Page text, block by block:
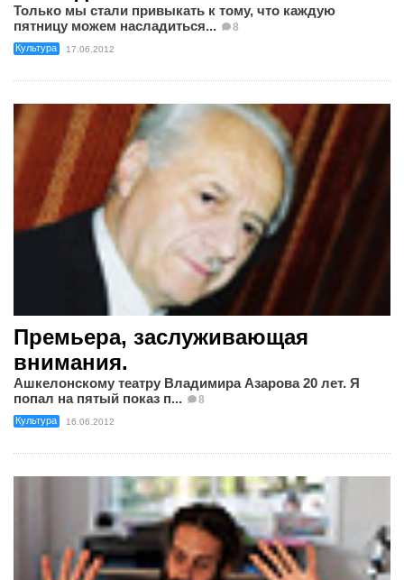
Только мы стали привыкать к тому, что каждую
пятницу можем насладиться...
8
Культура 17.06.2012
Премьера, заслуживающая
внимания.
Ашкелонскому театру Владимира Азарова 20 лет. Я
попал на пятый показ п...
8
Культура 16.06.2012